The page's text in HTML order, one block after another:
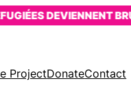
DEVIENNENT
ProjectDonateContact